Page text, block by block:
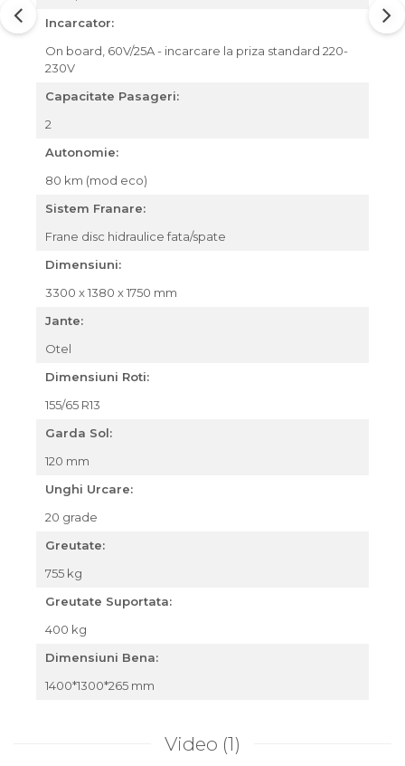
Incarcator:
On board, 60V/25A - incarcare la priza standard 220-
230V
Capacitate Pasageri:
2
Autonomie:
80 km (mod eco)
Sistem Franare:
Frane disc hidraulice fata/spate
Dimensiuni:
3300 x 1380 x 1750 mm
Jante:
Otel
Dimensiuni Roti:
155/65 R13
Garda Sol:
120 mm
Unghi Urcare:
20 grade
Greutate:
755 kg
Greutate Suportata:
400 kg
Dimensiuni Bena:
1400*1300*265 mm
Video (1)